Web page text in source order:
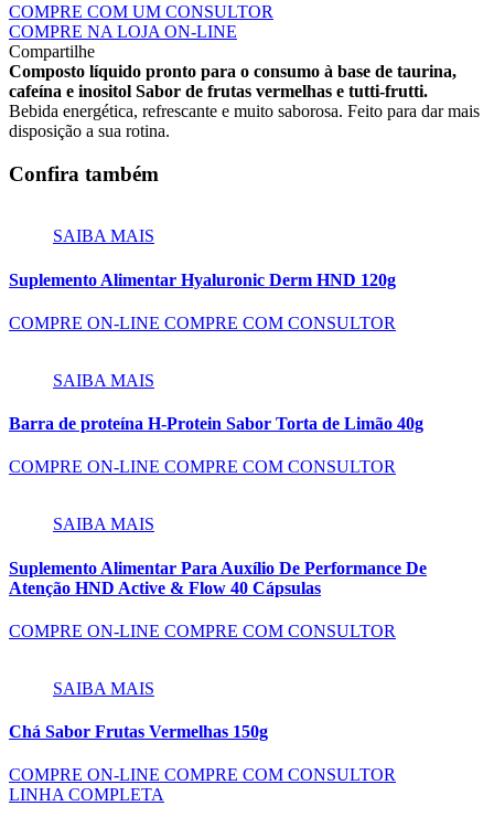
COMPRE COM UM CONSULTOR
COMPRE NA LOJA ON-LINE
Compartilhe
Composto líquido pronto para o consumo à base de taurina,
cafeína e inositol Sabor de frutas vermelhas e tutti-frutti.
Bebida energética, refrescante e muito saborosa. Feito para dar mais
disposição a sua rotina.
Confira também
SAIBA MAIS
Suplemento Alimentar Hyaluronic Derm HND 120g
COMPRE ON-LINE COMPRE COM CONSULTOR
SAIBA MAIS
Barra de proteína H-Protein Sabor Torta de Limão 40g
COMPRE ON-LINE COMPRE COM CONSULTOR
SAIBA MAIS
Suplemento Alimentar Para Auxílio De Performance De
Atenção HND Active & Flow 40 Cápsulas
COMPRE ON-LINE COMPRE COM CONSULTOR
SAIBA MAIS
Chá Sabor Frutas Vermelhas 150g
COMPRE ON-LINE COMPRE COM CONSULTOR
LINHA COMPLETA